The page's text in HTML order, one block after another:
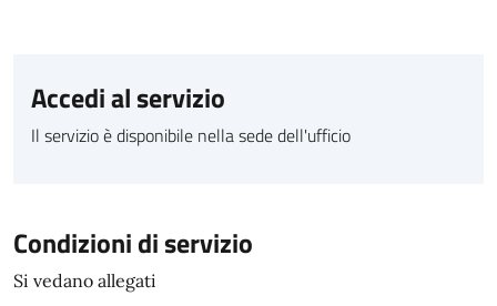
Accedi al servizio
Il servizio è disponibile nella sede dell'ufficio
Condizioni di servizio
Si vedano allegati